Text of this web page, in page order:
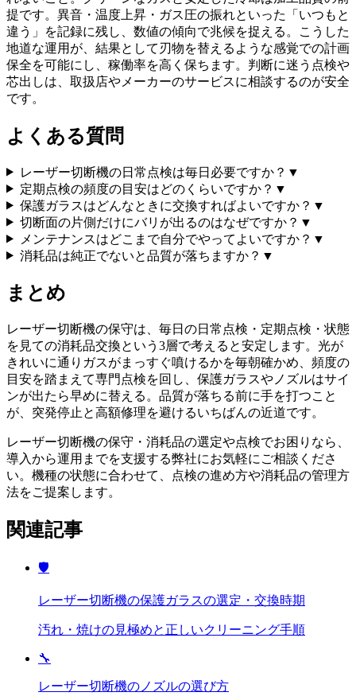
提です。異音・温度上昇・ガス圧の振れといった「いつもと
違う」を記録に残し、数値の傾向で兆候を捉える。こうした
地道な運用が、結果として刃物を替えるような感覚での計画
保全を可能にし、稼働率を高く保ちます。判断に迷う点検や
芯出しは、取扱店やメーカーのサービスに相談するのが安全
です。
よくある質問
レーザー切断機の日常点検は毎日必要ですか？ ▼
定期点検の頻度の目安はどのくらいですか？ ▼
保護ガラスはどんなときに交換すればよいですか？ ▼
切断面の片側だけにバリが出るのはなぜですか？ ▼
メンテナンスはどこまで自分でやってよいですか？ ▼
消耗品は純正でないと品質が落ちますか？ ▼
まとめ
レーザー切断機の保守は、毎日の日常点検・定期点検・状態
を見ての消耗品交換という3層で考えると安定します。光が
きれいに通りガスがまっすぐ噴けるかを毎朝確かめ、頻度の
目安を踏まえて専門点検を回し、保護ガラスやノズルはサイ
ンが出たら早めに替える。品質が落ちる前に手を打つこと
が、突発停止と高額修理を避けるいちばんの近道です。
レーザー切断機の保守・消耗品の選定や点検でお困りなら、
導入から運用までを支援する弊社にお気軽にご相談くださ
い。機種の状態に合わせて、点検の進め方や消耗品の管理方
法をご提案します。
関連記事
🛡️
レーザー切断機の保護ガラスの選定・交換時期
汚れ・焼けの見極めと正しいクリーニング手順
🔧
レーザー切断機のノズルの選び方